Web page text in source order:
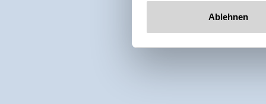
Ablehnen